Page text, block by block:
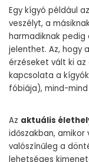
Egy kígyó például
veszélyt, a
harmadiknak
jelenthet. Az, hogy
érzéseket vált ki
kapcsolata a
fóbiája), mind-
Az aktuális
időszakban,
valószínűleg a
lehetséges